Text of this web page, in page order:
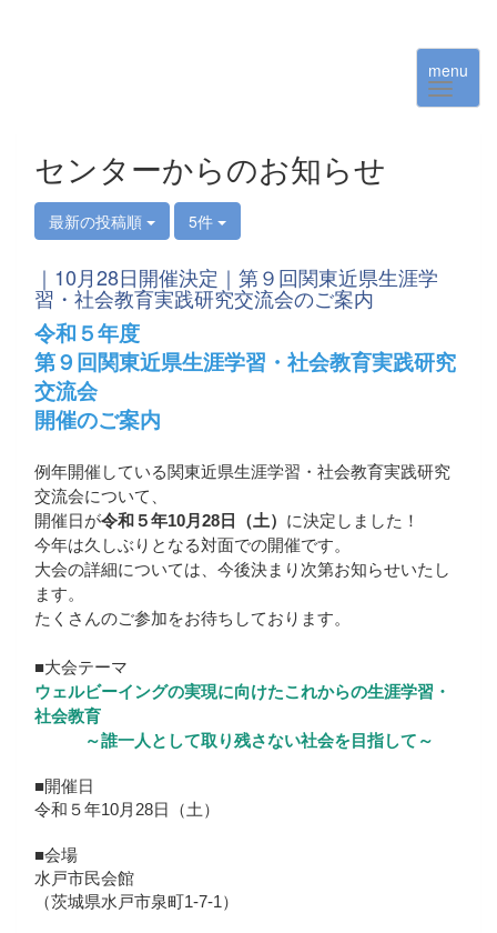
menu
センターからのお知らせ
最新の投稿順 5件
｜10月28日開催決定｜第９回関東近県生涯学
習・社会教育実践研究交流会のご案内
令和５年度
第９回関東近県生涯学習・社会教育実践研究
交流会
開催のご案内
例年開催している関東近県生涯学習・社会教育実践研究
交流会について、
開催日が令和５年10月28日（土） に決定しました！
今年は久しぶりとなる対面での開催です。
大会の詳細については、今後決まり次第お知らせいたし
ます。
たくさんのご参加をお待ちしております。
■大会テーマ
ウェルビーイングの実現に向けたこれからの生涯学習・
社会教育
～誰一人として取り残さない社会を目指して～
■開催日
令和５年10月28日（土）
■会場
水戸市民会館
（茨城県水戸市泉町1-7-1）